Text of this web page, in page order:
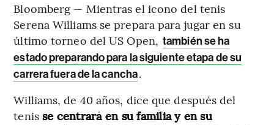
Bloomberg — Mientras el icono del tenis
Serena Williams se prepara para jugar en su
último torneo del US Open, también se ha
estado preparando para la siguiente etapa de su
carrera fuera de la cancha.
Williams, de 40 años, dice que después del
tenis se centrará en su familia y en su